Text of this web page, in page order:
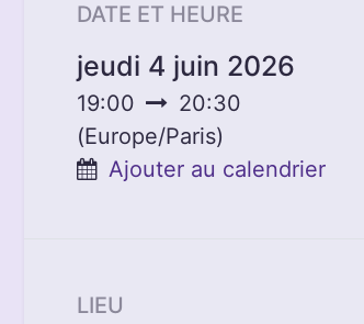
DATE ET HEURE
jeudi 4 juin 2026
19:00
20:30
(Europe/Paris)
Ajouter au calendrier
LIEU